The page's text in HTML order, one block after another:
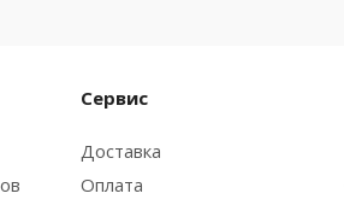
Сервис
Доставка
Оплата